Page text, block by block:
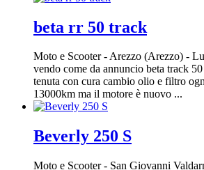
beta rr 50 track
Moto e Scooter-Arezzo (Arezzo) -
vendo come da annuncio beta track
tenuta con cura cambio olio e filtro
13000km ma il motore è nuovo ...
Beverly 250 S
Moto e Scooter- San Giovanni